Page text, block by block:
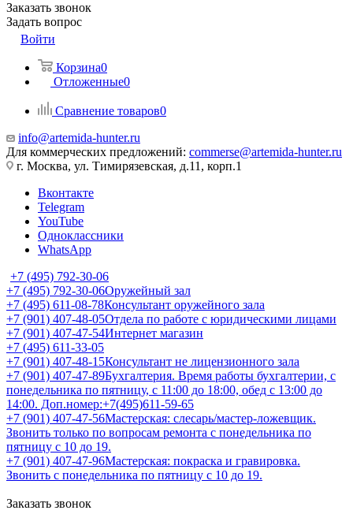
Заказать звонок
Задать вопрос
Войти
Корзина0
Отложенные0
Сравнение товаров0
info@artemida-hunter.ru
Для коммерческих предложений: commerse@artemida-hunter.ru
г. Москва, ул. Тимирязевская, д.11, корп.1
Вконтакте
Telegram
YouTube
Одноклассники
WhatsApp
+7 (495) 792-30-06
+7 (495) 792-30-06Оружейный зал
+7 (495) 611-08-78Консультант оружейного зала
+7 (901) 407-48-05Отдела по работе с юридическими лицами
+7 (901) 407-47-54Интернет магазин
+7 (495) 611-33-05
+7 (901) 407-48-15Консультант не лицензионного зала
+7 (901) 407-47-89Бухгалтерия. Время работы бухгалтерии, с
понедельника по пятницу, с 11:00 до 18:00, обед с 13:00 до
14:00. Доп.номер:+7(495)611-59-65
+7 (901) 407-47-56Мастерская: слесарь/мастер-ложевщик.
Звонить только по вопросам ремонта с понедельника по
пятницу с 10 до 19.
+7 (901) 407-47-96Мастерская: покраска и гравировка.
Звонить с понедельника по пятницу с 10 до 19.
Заказать звонок